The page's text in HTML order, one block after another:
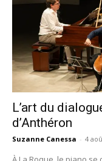
L’art du
d’Anthéron
Suzanne Canessa - 4